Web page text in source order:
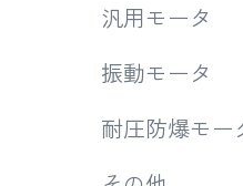
汎用モータ
振動モータ
耐圧防爆モー